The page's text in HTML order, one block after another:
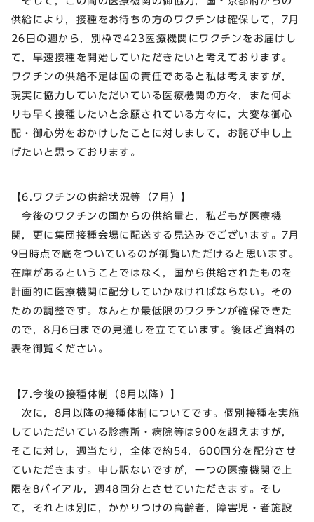
供給により，接種をお待ちの方のワクチンは確保して，7月
26日の週から，別枠で423医療機関にワクチンをお届けし
て，早速接種を開始していただきたいと考えております。
ワクチンの供給不足は国の責任であると私は考えますが，
現実に協力していただいている医療機関の方々，また何よ
りも早く接種したいと念願されている方々に，大変な御心
配・御心労をおかけしたことに対しまして，お詫び申し上
げたいと思っております。
【6.ワクチンの供給状況等（7月）】
今後のワクチンの国からの供給量と，私どもが医療機
関，更に集団接種会場に配送する見込みでございます。7月
9日時点で底をついているのが御覧いただけると思います。
在庫があるということではなく，国から供給されたものを
計画的に医療機関に配分していかなければならない。その
ための調整です。なんとか最低限のワクチンが確保できた
ので，8月6日までの見通しを立てています。後ほど資料の
表を御覧ください。
【7.今後の接種体制（8月以降）】
次に，8月以降の接種体制についてです。個別接種を実施
していただいている診療所・病院等は900を超えますが，
そこに対し，週当たり，全体で約54，600回分を配分させ
ていただきます。申し訳ないですが，一つの医療機関で上
限を8バイアル，週48回分とさせていただきます。そし
て，それとは別に，かかりつけの高齢者，障害児・者施設